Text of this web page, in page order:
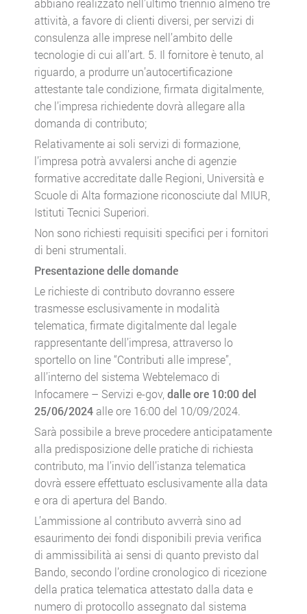
abbiano realizzato nell’ultimo triennio almeno tre
attività, a favore di clienti diversi, per servizi di
consulenza alle imprese nell’ambito delle
tecnologie di cui all’art. 5. Il fornitore è tenuto, al
riguardo, a produrre un’autocertificazione
attestante tale condizione, firmata digitalmente,
che l’impresa richiedente dovrà allegare alla
domanda di contributo;
Relativamente ai soli servizi di formazione,
l’impresa potrà avvalersi anche di agenzie
formative accreditate dalle Regioni, Università e
Scuole di Alta formazione riconosciute dal MIUR,
Istituti Tecnici Superiori.
Non sono richiesti requisiti specifici per i fornitori
di beni strumentali.
Presentazione delle domande
Le richieste di contributo dovranno essere
trasmesse esclusivamente in modalità
telematica, firmate digitalmente dal legale
rappresentante dell’impresa, attraverso lo
sportello on line “Contributi alle imprese”,
all’interno del sistema Webtelemaco di
Infocamere – Servizi e-gov, dalle ore 10:00 del
25/06/2024 alle ore 16:00 del 10/09/2024.
Sarà possibile a breve procedere anticipatamente
alla predisposizione delle pratiche di richiesta
contributo, ma l’invio dell’istanza telematica
dovrà essere effettuato esclusivamente alla data
e ora di apertura del Bando.
L’ammissione al contributo avverrà sino ad
esaurimento dei fondi disponibili previa verifica
di ammissibilità ai sensi di quanto previsto dal
Bando, secondo l’ordine cronologico di ricezione
della pratica telematica attestato dalla data e
numero di protocollo assegnato dal sistema